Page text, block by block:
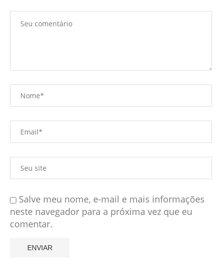
Salve meu nome, e-mail e mais informações
neste navegador para a próxima vez que eu
comentar.